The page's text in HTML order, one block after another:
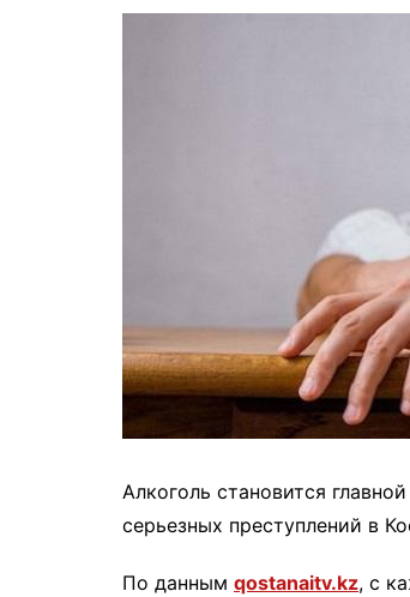
Алкоголь становится
серьезных преступлений в
По данным qostanaitv.kz, с